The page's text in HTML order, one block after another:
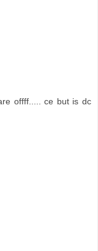
offff..... ce but is dc